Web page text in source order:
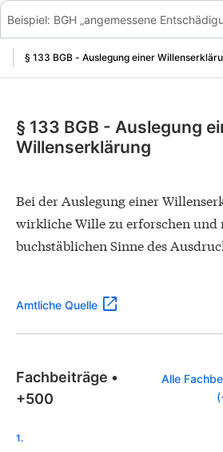
Zum Inhalt springen
§ 133 BGB - Auslegung einer
§ 133 BGB - Auslegung
Willenserklärung
Bei der Auslegung einer
wirkliche Wille zu erforschen und
buchstäblichen Sinne des
Amtliche Quelle
Fachbeiträge •
+500
Alle
1.